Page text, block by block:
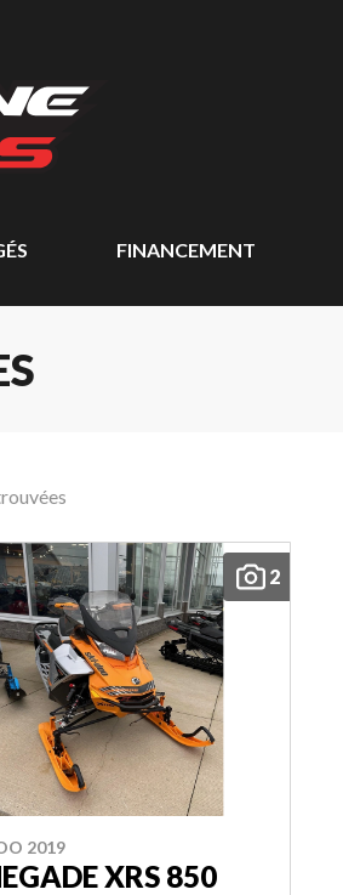
FINANCEMENT
2
2019
XRS 850